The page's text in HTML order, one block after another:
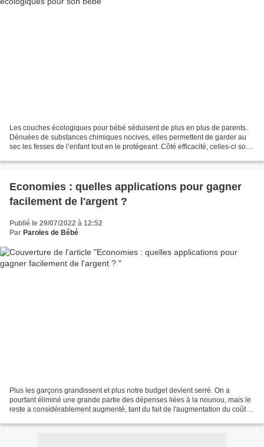
Les couches écologiques pour bébé séduisent de plus en plus de parents.
Dénuées de substances chimiques nocives, elles permettent de garder au
sec les fesses de l’enfant tout en le protégeant. Côté efficacité, celles-ci sont
Economies : quelles applications pour gagner
facilement de l'argent ?
Publié le 29/07/2022 à 12:52
Par Paroles de Bébé
Plus les garçons grandissent et plus notre budget devient serré. On a
pourtant éliminé une grande partie des dépenses liées à la nounou, mais le
reste a considérablement augmenté, tant du fait de l'augmentation du coût